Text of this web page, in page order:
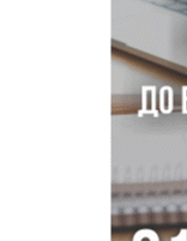
Под
дискриминацию с